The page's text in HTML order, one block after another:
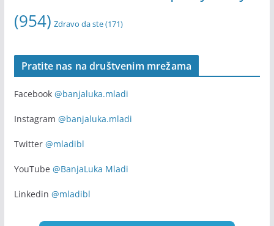
(954) Zdravo da ste(171)
Pratite nas na društvenim mrežama
Facebook @banjaluka.mladi
Instagram @banjaluka.mladi
Twitter @mladibl
YouTube @BanjaLuka Mladi
Linkedin @mladibl